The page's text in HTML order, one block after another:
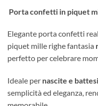
Porta confetti in piquet
Elegante porta confetti
piquet mille righe fantasia
perfetto per celebrare
Ideale per nascite e
semplicità ed eleganza,